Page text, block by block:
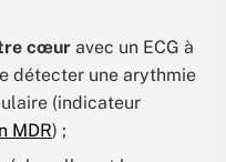
cœur avec un ECG à
détecter une arythmie
(indicateur
MDR) ;